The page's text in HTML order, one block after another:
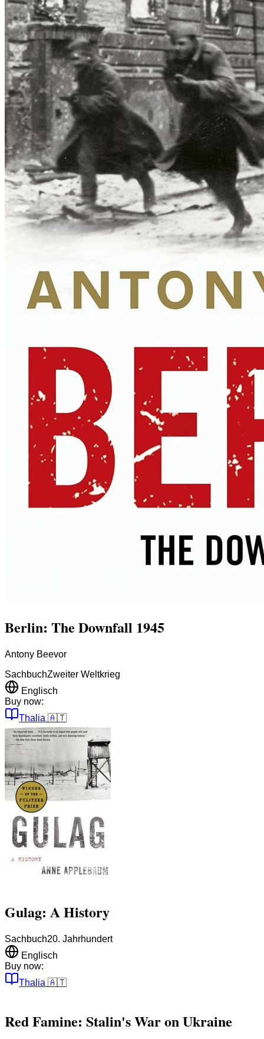
Berlin: The Downfall 1945
Antony Beevor
SachbuchZweiter Weltkrieg
Englisch
Buy now:
Thalia 🇦🇹
Gulag: A History
Sachbuch20. Jahrhundert
Englisch
Buy now:
Thalia 🇦🇹
Red Famine: Stalin's War on Ukraine